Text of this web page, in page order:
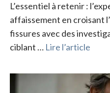
L’essentiel à retenir :
affaissement en croisant
fissures avec des
ciblant … Lire l’article